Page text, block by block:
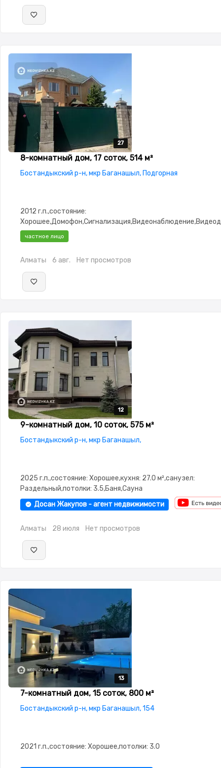
27
27
27
27
27
8-комнатный дом, 17 соток, 514 м²
Бостандыкский р-н, мкр Баганашыл, Подгорная
2012 г.п.,состояние:
частное лицо
Алматы 6 авг. Нет просмотров
12
12
12
12
12
9-комнатный дом, 10 соток, 575 м²
Бостандыкский р-н, мкр Баганашыл,
2025 г.п.,состояние: Хорошее,кухня: 27.0 м²,санузел:
Раздельный,потолки: 3.5,Баня,Сауна
Досан Жакупов - агент недвижимости
Алматы 28 июля Нет просмотров
13
13
13
13
13
7-комнатный дом, 15 соток, 800 м²
Бостандыкский р-н, мкр Баганашыл, 154
2021 г.п.,состояние: Хорошее,потолки: 3.0